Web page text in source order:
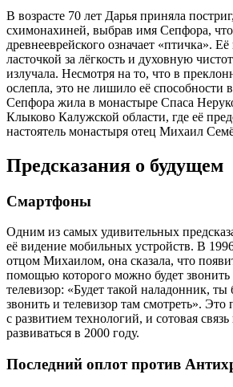
В возрасте 70 лет Дарья приняла
схимонахиней, выбрав имя Сепфора, что
древнееврейского означает «птичка».
ласточкой за лёгкость и духовную
излучала. Несмотря на то, что в
ослепла, это не лишило её способности
Сепфора жила в монастыре Спаса
Клыково Калужской области, где её
настоятель монастыря отец Михаил
Предсказания о будущем
Смартфоны
Одним из самых удивительных
её видение мобильных устройств. В
отцом Михаилом, она сказала, что
помощью которого можно будет звонить
телевизор: «Будет такой наладонник,
звонить и телевизор там смотреть». Это
с развитием технологий, и сотовая
развиваться в 2000 году.
Последний оплот против